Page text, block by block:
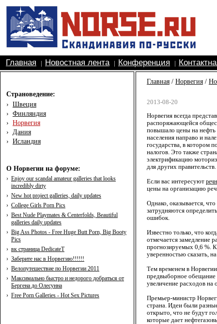
Главная Новостная лента| Конференция
Страноведение:
› Швеция
› Финляндия
› Норвегия
› Дания
› Исландия
О Норвегии на форуме:
› Enjoy our scandal amateur galleries that looks
incredibly dirty
› New hot project galleries, daily updates
› College Girls Porn Pics
› Best Nude Playmates & Centerfolds, Beautiful
galleries daily updates
› Big Ass Photos - Free Huge Butt Porn, Big Booty
Pics
› вк страница DedicateT
› Заберите нас в Норвегию!!!!!!
› Велопутешествие по Норвегии 2011
› Максимально быстро и недорого добраться от
Бергена до Олесунна
› Free Porn Galleries - Hot Sex Pictures
Главная / Норвегия /
2013-08-20
Норвегия всегда
распоряжающейся
повышало цены на нефть
населения направо и
государства, в котором
налогов. Это также
электрификацию
для других правительств.
Если вас интересуют
цены на организацию
Однако, оказывается,
затрудняются
ошибок.
Известно только, что
отмечается замедление
прогнозируемых 0,6 %.
уверенностью сказать,
Тем временем в
предвыборное обещание
увеличение расходов на
Премьер-министр
страна. Идеи были
открыто, что не будут
которые дает